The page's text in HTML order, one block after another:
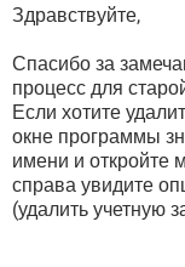
Здравствуйте,
Спасибо за
процесс для
Если хотите
окне программы
имени и откройте
справа увидите
(удалить учетную